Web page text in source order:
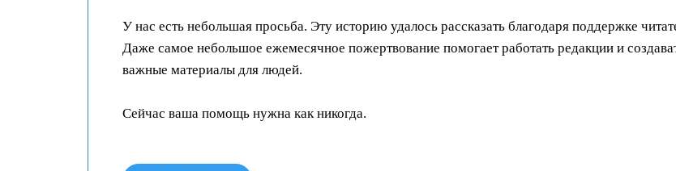
У нас есть небольшая просьба. Эту историю удалось рассказать благодаря поддержке
Даже самое небольшое ежемесячное пожертвование помогает работать редакции и
важные материалы для людей.
Сейчас ваша помощь нужна как никогда.